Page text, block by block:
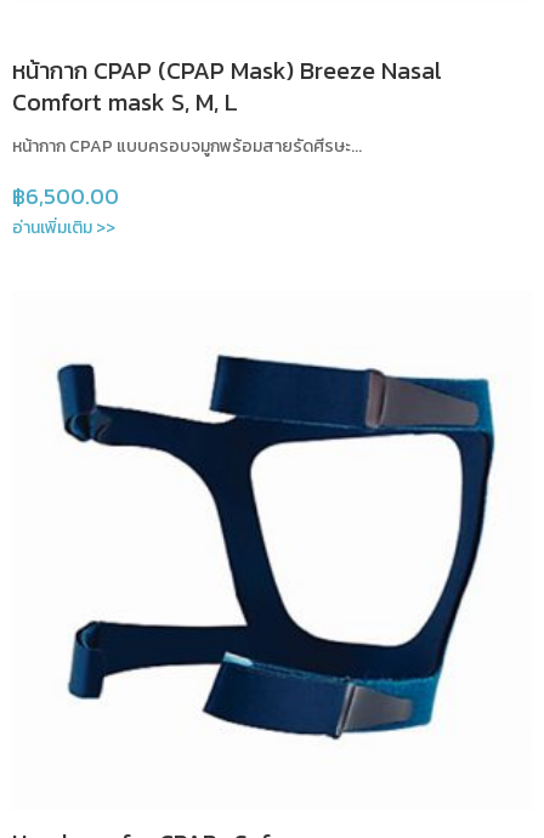
หน้ากาก CPAP (CPAP Mask) Breeze Nasal
Comfort mask S, M, L
หน้ากาก CPAP แบบครอบจมูกพร้อมสายรัดศีรษะ...
฿6,500.00
อ่านเพิ่มเติม >>